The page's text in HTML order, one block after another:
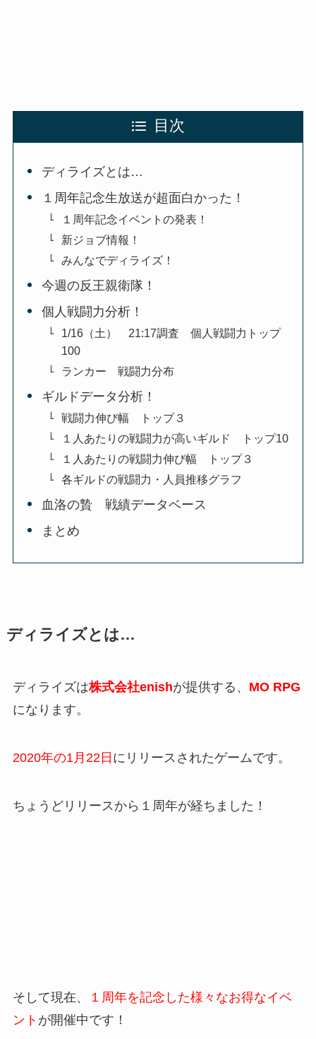
目次
ディライズとは…
１周年記念生放送が超面白かった！
１周年記念イベントの発表！
新ジョブ情報！
みんなでディライズ！
今週の反王親衛隊！
個人戦闘力分析！
1/16（土） 21:17調査 個人戦闘力トップ
100
ランカー 戦闘力分布
ギルドデータ分析！
戦闘力伸び幅 トップ３
１人あたりの戦闘力が高いギルド トップ10
１人あたりの戦闘力伸び幅 トップ３
各ギルドの戦闘力・人員推移グラフ
血洛の贄 戦績データベース
まとめ
ディライズとは…
ディライズは株式会社enishが提供する、 MO RPG
になります。
2020年の1月22日 にリリースされたゲームです。
ちょうどリリースから１周年が経ちました！
そして現在、
１周年を記念した様々なお得なイベ
ント が開催中です！